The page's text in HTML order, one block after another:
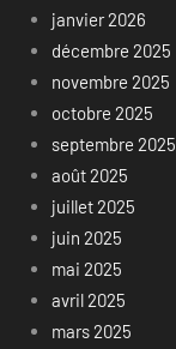
janvier 2026
décembre 2025
novembre 2025
octobre 2025
septembre 2025
août 2025
juillet 2025
juin 2025
mai 2025
avril 2025
mars 2025